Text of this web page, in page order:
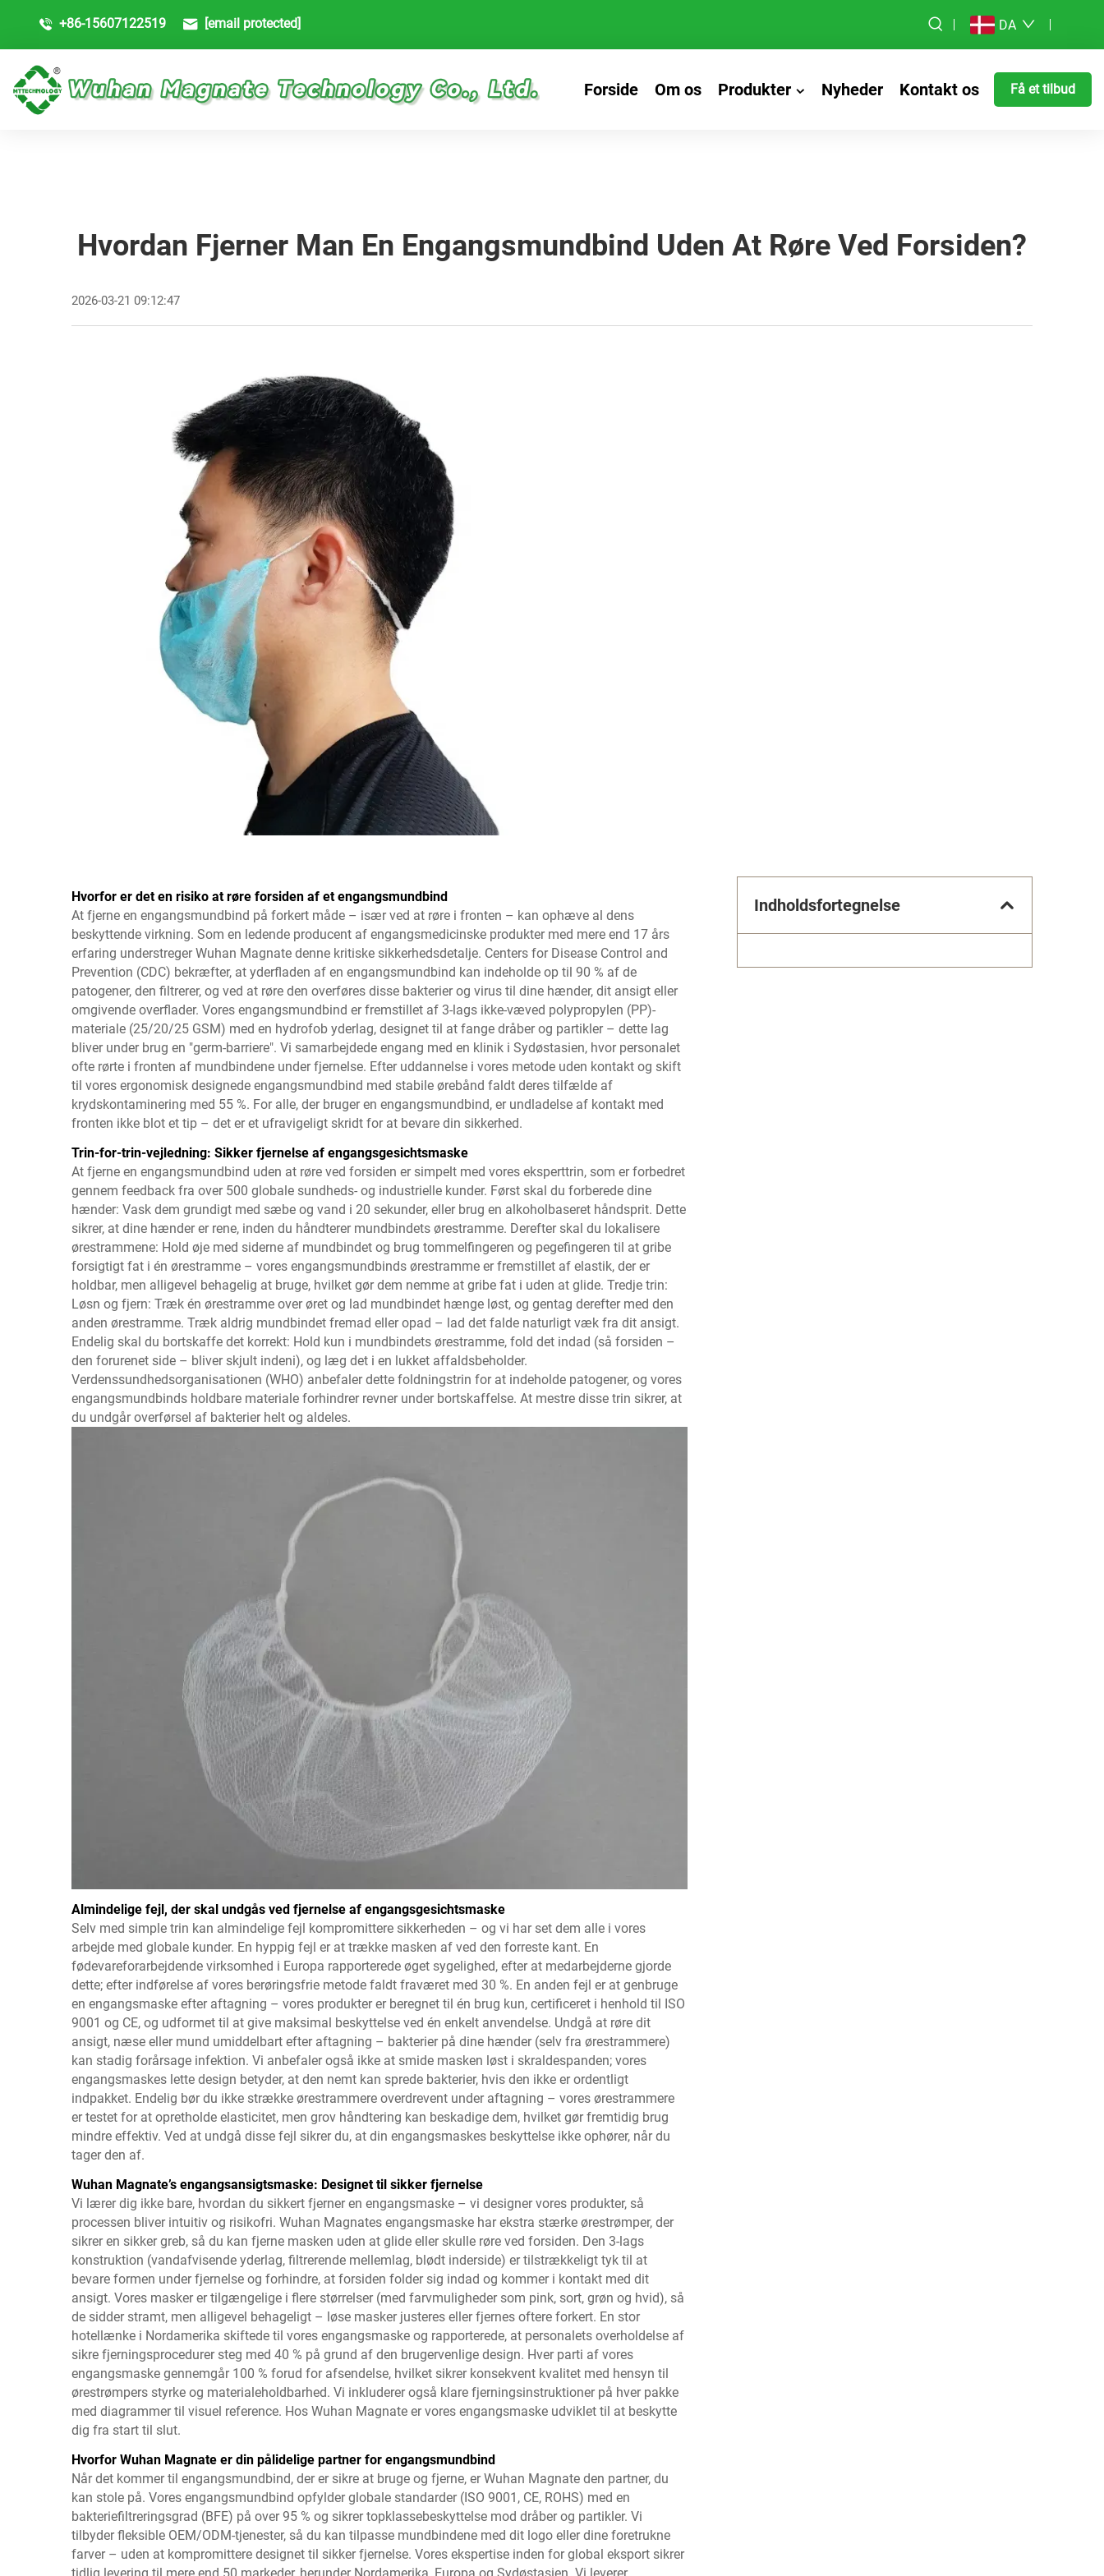
+86-15607122519 [email protected] DA
Forside Om os Produkter Nyheder Kontakt os Få et tilbud
Hvordan Fjerner Man En Engangsmundbind Uden At Røre Ved Forsiden?
2026-03-21 09:12:47
Hvorfor er det en risiko at røre forsiden af et engangsmundbind
At fjerne en engangsmundbind på forkert måde – især ved at røre i fronten – kan ophæve al dens
beskyttende virkning. Som en ledende producent af engangsmedicinske produkter med mere end 17 års
erfaring understreger Wuhan Magnate denne kritiske sikkerhedsdetalje. Centers for Disease Control and
Prevention (CDC) bekræfter, at yderfladen af en engangsmundbind kan indeholde op til 90 % af de
patogener, den filtrerer, og ved at røre den overføres disse bakterier og virus til dine hænder, dit ansigt eller
omgivende overflader. Vores engangsmundbind er fremstillet af 3-lags ikke-væved polypropylen (PP)-
materiale (25/20/25 GSM) med en hydrofob yderlag, designet til at fange dråber og partikler – dette lag
bliver under brug en "germ-barriere". Vi samarbejdede engang med en klinik i Sydøstasien, hvor personalet
ofte rørte i fronten af mundbindene under fjernelse. Efter uddannelse i vores metode uden kontakt og skift
til vores ergonomisk designede engangsmundbind med stabile ørebånd faldt deres tilfælde af
krydskontaminering med 55 %. For alle, der bruger en engangsmundbind, er undladelse af kontakt med
fronten ikke blot et tip – det er et ufravigeligt skridt for at bevare din sikkerhed.
Trin-for-trin-vejledning: Sikker fjernelse af engangsgesichtsmaske
At fjerne en engangsmundbind uden at røre ved forsiden er simpelt med vores eksperttrin, som er forbedret
gennem feedback fra over 500 globale sundheds- og industrielle kunder. Først skal du forberede dine
hænder: Vask dem grundigt med sæbe og vand i 20 sekunder, eller brug en alkoholbaseret håndsprit. Dette
sikrer, at dine hænder er rene, inden du håndterer mundbindets ørestramme. Derefter skal du lokalisere
ørestrammene: Hold øje med siderne af mundbindet og brug tommelfingeren og pegefingeren til at gribe
forsigtigt fat i én ørestramme – vores engangsmundbinds ørestramme er fremstillet af elastik, der er
holdbar, men alligevel behagelig at bruge, hvilket gør dem nemme at gribe fat i uden at glide. Tredje trin:
Løsn og fjern: Træk én ørestramme over øret og lad mundbindet hænge løst, og gentag derefter med den
anden ørestramme. Træk aldrig mundbindet fremad eller opad – lad det falde naturligt væk fra dit ansigt.
Endelig skal du bortskaffe det korrekt: Hold kun i mundbindets ørestramme, fold det indad (så forsiden –
den forurenet side – bliver skjult indeni), og læg det i en lukket affaldsbeholder.
Verdenssundhedsorganisationen (WHO) anbefaler dette foldningstrin for at indeholde patogener, og vores
engangsmundbinds holdbare materiale forhindrer revner under bortskaffelse. At mestre disse trin sikrer, at
du undgår overførsel af bakterier helt og aldeles.
Almindelige fejl, der skal undgås ved fjernelse af engangsgesichtsmaske
Selv med simple trin kan almindelige fejl kompromittere sikkerheden – og vi har set dem alle i vores
arbejde med globale kunder. En hyppig fejl er at trække masken af ved den forreste kant. En
fødevareforarbejdende virksomhed i Europa rapporterede øget sygelighed, efter at medarbejderne gjorde
dette; efter indførelse af vores berøringsfrie metode faldt fraværet med 30 %. En anden fejl er at genbruge
en engangsmaske efter aftagning – vores produkter er beregnet til én brug kun, certificeret i henhold til ISO
9001 og CE, og udformet til at give maksimal beskyttelse ved én enkelt anvendelse. Undgå at røre dit
ansigt, næse eller mund umiddelbart efter aftagning – bakterier på dine hænder (selv fra ørestrammere)
kan stadig forårsage infektion. Vi anbefaler også ikke at smide masken løst i skraldespanden; vores
engangsmaskes lette design betyder, at den nemt kan sprede bakterier, hvis den ikke er ordentligt
indpakket. Endelig bør du ikke strække ørestrammere overdrevent under aftagning – vores ørestrammere
er testet for at opretholde elasticitet, men grov håndtering kan beskadige dem, hvilket gør fremtidig brug
mindre effektiv. Ved at undgå disse fejl sikrer du, at din engangsmaskes beskyttelse ikke ophører, når du
tager den af.
Wuhan Magnate’s engangsansigtsmaske: Designet til sikker fjernelse
Vi lærer dig ikke bare, hvordan du sikkert fjerner en engangsmaske – vi designer vores produkter, så
processen bliver intuitiv og risikofri. Wuhan Magnates engangsmaske har ekstra stærke ørestrømper, der
sikrer en sikker greb, så du kan fjerne masken uden at glide eller skulle røre ved forsiden. Den 3-lags
konstruktion (vandafvisende yderlag, filtrerende mellemlag, blødt inderside) er tilstrækkeligt tyk til at
bevare formen under fjernelse og forhindre, at forsiden folder sig indad og kommer i kontakt med dit
ansigt. Vores masker er tilgængelige i flere størrelser (med farvmuligheder som pink, sort, grøn og hvid), så
de sidder stramt, men alligevel behageligt – løse masker justeres eller fjernes oftere forkert. En stor
hotellænke i Nordamerika skiftede til vores engangsmaske og rapporterede, at personalets overholdelse af
sikre fjerningsprocedurer steg med 40 % på grund af den brugervenlige design. Hver parti af vores
engangsmaske gennemgår 100 % forud for afsendelse, hvilket sikrer konsekvent kvalitet med hensyn til
ørestrømpers styrke og materialeholdbarhed. Vi inkluderer også klare fjerningsinstruktioner på hver pakke
med diagrammer til visuel reference. Hos Wuhan Magnate er vores engangsmaske udviklet til at beskytte
dig fra start til slut.
Hvorfor Wuhan Magnate er din pålidelige partner for engangsmundbind
Når det kommer til engangsmundbind, der er sikre at bruge og fjerne, er Wuhan Magnate den partner, du
kan stole på. Vores engangsmundbind opfylder globale standarder (ISO 9001, CE, ROHS) med en
bakteriefiltreringsgrad (BFE) på over 95 % og sikrer topklassebeskyttelse mod dråber og partikler. Vi
tilbyder fleksible OEM/ODM-tjenester, så du kan tilpasse mundbindene med dit logo eller dine foretrukne
farver – uden at kompromittere designet til sikker fjernelse. Vores ekspertise inden for global eksport sikrer
tidlig levering til mere end 50 markeder, herunder Nordamerika, Europa og Sydøstasien. Vi leverer
Indholdsfortegnelse